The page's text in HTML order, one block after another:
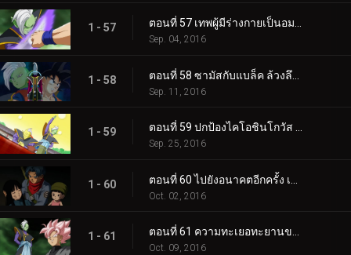
1 - 57
Sep. 04, 2016
1 - 58
Sep. 11, 2016
1 - 59 ตอนที่ 59 ปกป้องไคโอชินโกวัส ทำลายซามาสซะ!
Sep. 25, 2016
1 - 60
Oct. 02, 2016
1 - 61 ตอนที่ 61 ความทะเยอทะยานของซามัส การเปิดเผยอันน่ากลัว "แผนมนุษย์เป็น 0"
Oct. 09, 2016